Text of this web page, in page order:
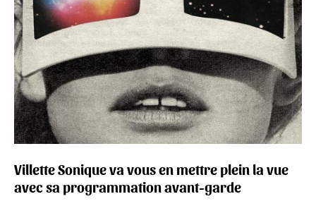
Villette Sonique va vous en mettre plein la vue
avec sa programmation avant-garde